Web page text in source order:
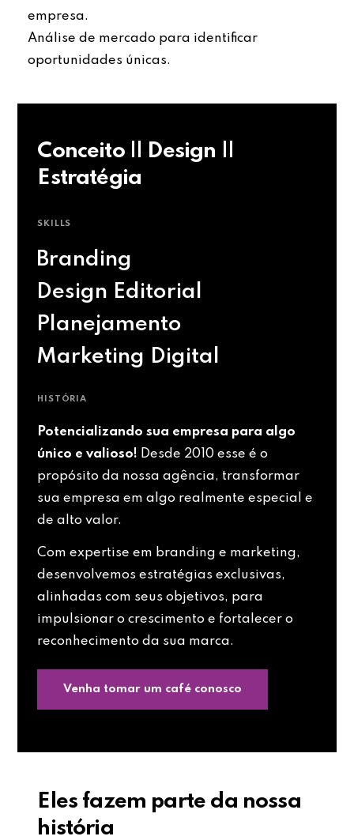
empresa.
Análise de mercado para identificar
oportunidades únicas.
Conceito || Design ||
Estratégia
SKILLS
Branding
Design Editorial
Planejamento
Marketing Digital
HISTÓRIA
Potencializando sua empresa para algo
único e valioso! Desde 2010 esse é o
propósito da nossa agência, transformar
sua empresa em algo realmente especial e
de alto valor.
Com expertise em branding e marketing,
desenvolvemos estratégias exclusivas,
alinhadas com seus objetivos, para
impulsionar o crescimento e fortalecer o
reconhecimento da sua marca.
Venha tomar um café conosco
Eles fazem parte da nossa
história